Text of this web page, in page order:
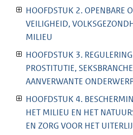
HOOFDSTUK 2. OPENBARE
VEILIGHEID,
MILIEU
HOOFDSTUK 3. REGULERING
PROSTITUTIE,
AANVERWANTE
HOOFDSTUK 4.
HET MILIEU EN HET
EN ZORG VOOR HET